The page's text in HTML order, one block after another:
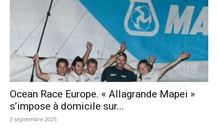
Ocean Race Europe. « Allagrande Mapei »
s’impose à domicile sur...
3 septembre 2025